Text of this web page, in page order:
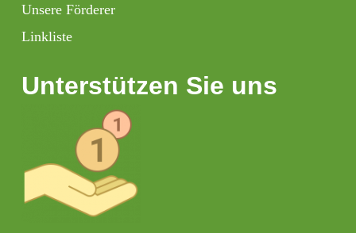
Unsere Förderer
Linkliste
Unterstützen Sie uns